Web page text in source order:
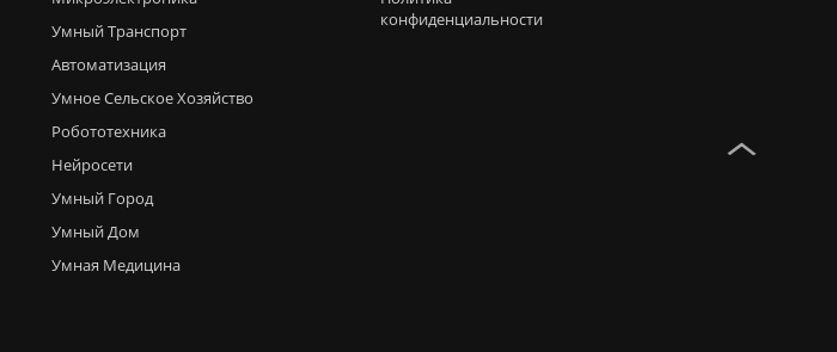
Умный Транспорт
Автоматизация
Умное Сельское Хозяйство
Робототехника
Нейросети
Умный Город
Умный Дом
Умная Медицина
конфиденциальности